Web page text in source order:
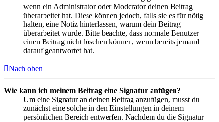
wenn ein Administrator oder Moderator deinen Beitrag
überarbeitet hat. Diese können jedoch, falls sie es für nötig
halten, eine Notiz hinterlassen, warum dein Beitrag
überarbeitet wurde. Bitte beachte, dass normale Benutzer
einen Beitrag nicht löschen können, wenn bereits jemand
darauf geantwortet hat.
Nach oben
Wie kann ich meinem Beitrag eine Signatur anfügen?
Um eine Signatur an deinen Beitrag anzufügen, musst du
zunächst eine solche in den Einstellungen in deinem
persönlichen Bereich entwerfen. Nachdem du die Signatur